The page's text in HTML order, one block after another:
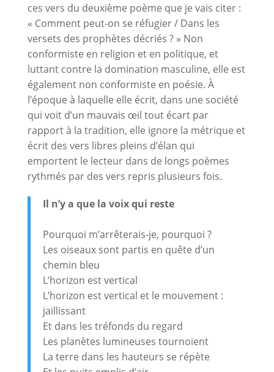
ces vers du deuxième poème que je vais citer :
« Comment peut-on se réfugier / Dans les
versets des prophètes décriés ? » Non
conformiste en religion et en politique, et
luttant contre la domination masculine, elle est
également non conformiste en poésie. À
l’époque à laquelle elle écrit, dans une société
qui voit d’un mauvais œil tout écart par
rapport à la tradition, elle ignore la métrique et
écrit des vers libres pleins d’élan qui
emportent le lecteur dans de longs poèmes
rythmés par des vers repris plusieurs fois.
Il n’y a que la voix qui reste
Pourquoi m’arrêterais-je, pourquoi ?
Les oiseaux sont partis en quête d’un
chemin bleu
L’horizon est vertical
L’horizon est vertical et le mouvement :
jaillissant
Et dans les tréfonds du regard
Les planètes lumineuses tournoient
La terre dans les hauteurs se répète